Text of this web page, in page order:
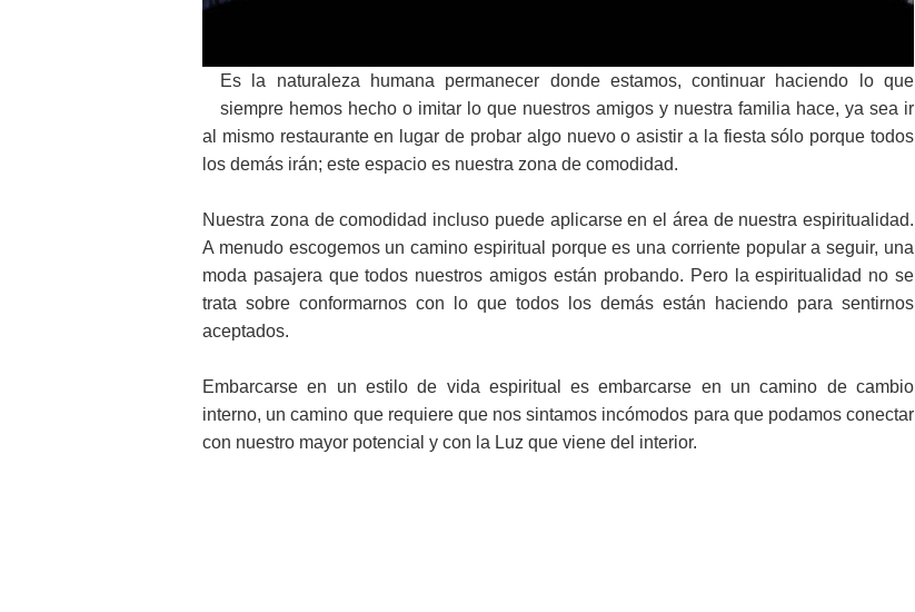
Es la naturaleza humana permanecer donde estamos, continuar haciendo lo que
siempre hemos hecho o imitar lo que nuestros amigos y nuestra familia hace, ya sea ir
al mismo restaurante en lugar de probar algo nuevo o asistir a la fiesta sólo porque todos
los demás irán; este espacio es nuestra zona de comodidad.
Nuestra zona de comodidad incluso puede aplicarse en el área de nuestra espiritualidad.
A menudo escogemos un camino espiritual porque es una corriente popular a seguir, una
moda pasajera que todos nuestros amigos están probando. Pero la espiritualidad no se
trata sobre conformarnos con lo que todos los demás están haciendo para sentirnos
aceptados.
Embarcarse en un estilo de vida espiritual es embarcarse en un camino de cambio
interno, un camino que requiere que nos sintamos incómodos para que podamos conectar
con nuestro mayor potencial y con la Luz que viene del interior.